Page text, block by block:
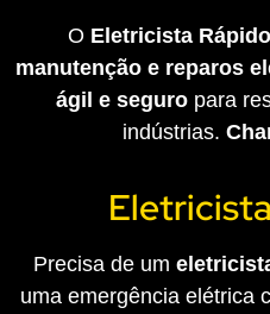
O Eletricista Rápido
manutenção e reparos
ágil e seguropara
indústrias.
Precisa de um
uma emergência elétrica